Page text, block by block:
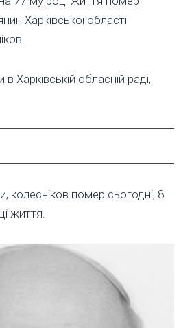
Харківської області
Харківській обласній раді,
колесніков помер сьогодні, 8
життя.